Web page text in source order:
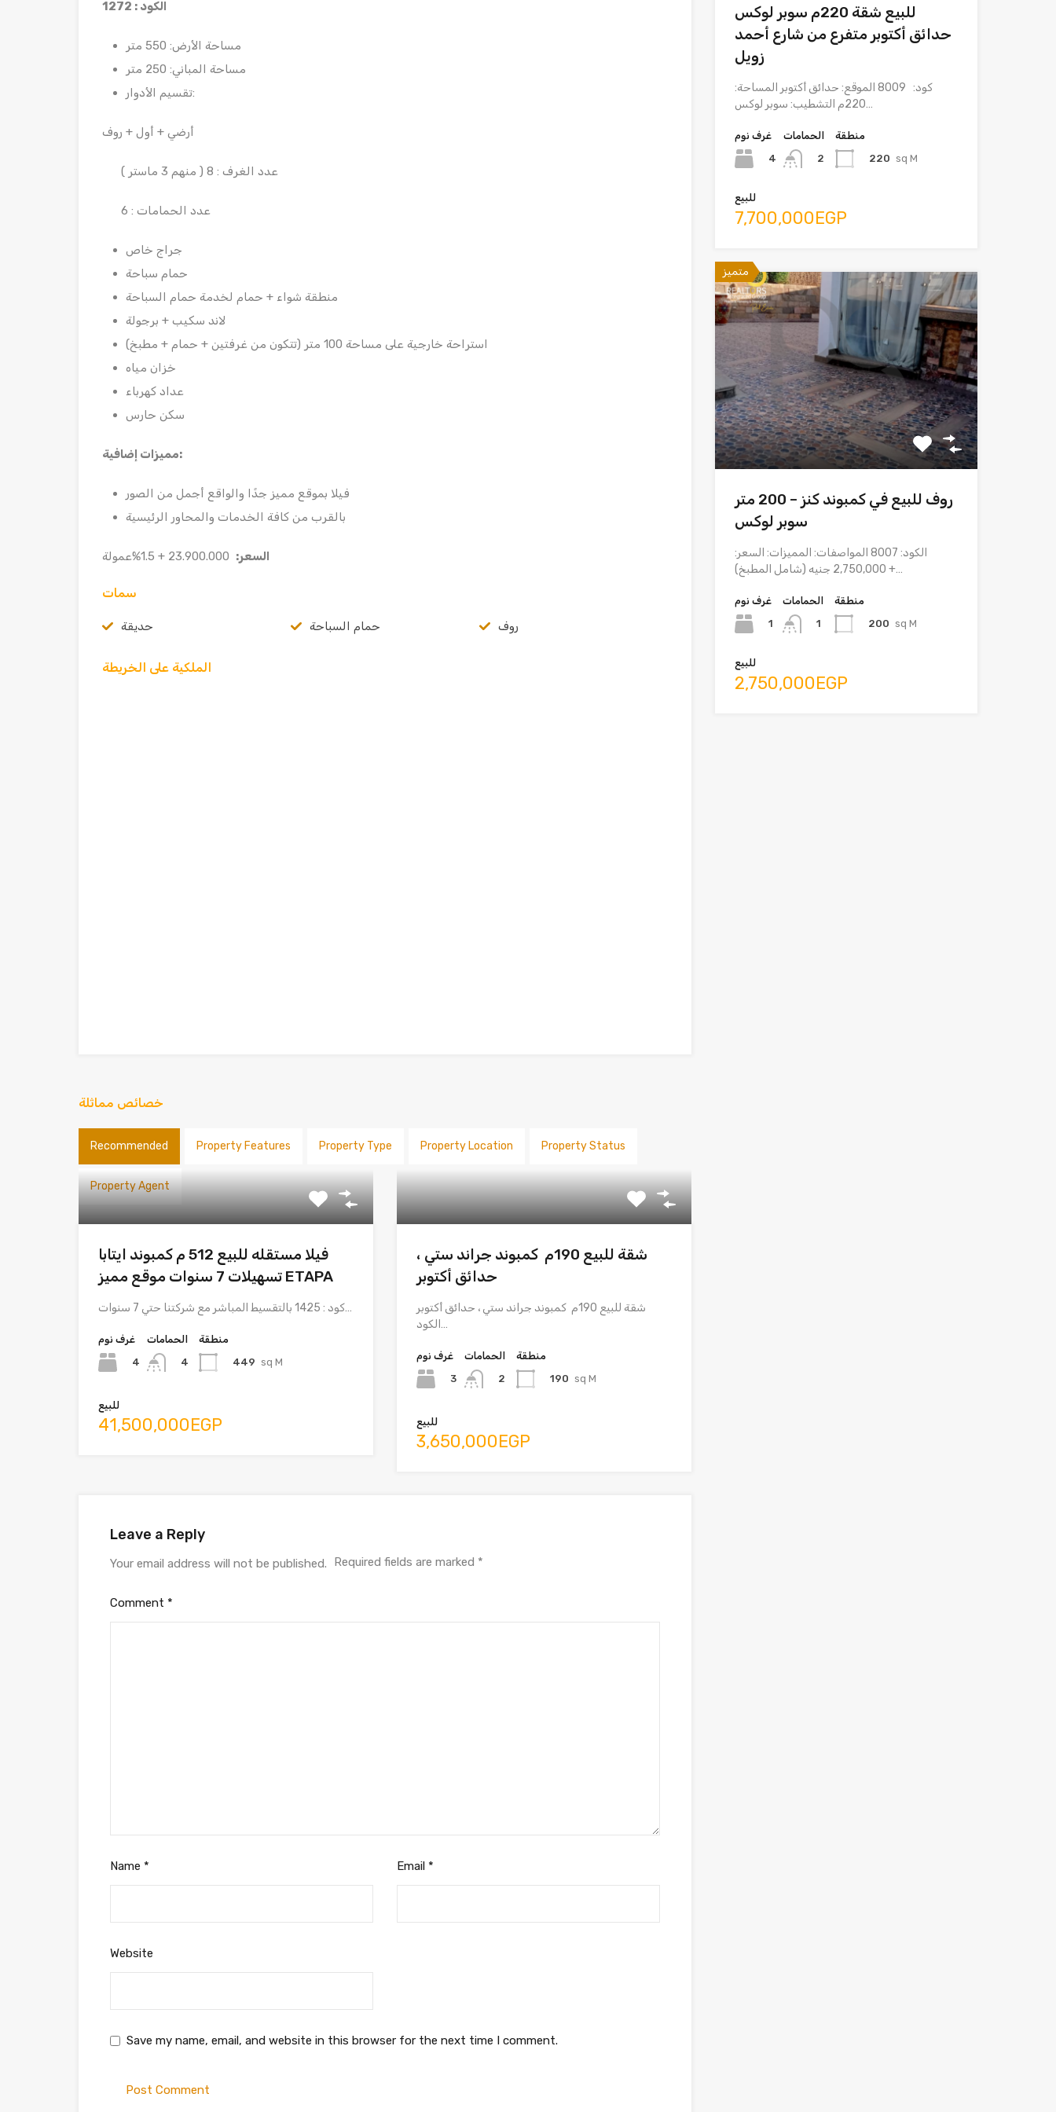
الكود : 1272
مساحة الأرض: 550 متر
مساحة المباني: 250 متر
تقسيم الأدوار:
أرضي + أول + روف
عدد الغرف : 8 ( منهم 3 ماستر )
عدد الحمامات : 6
جراج خاص
حمام سباحة
منطقة شواء + حمام لخدمة حمام السباحة
لاند سكيب + برجولة
استراحة خارجية على مساحة 100 متر (تتكون من غرفتين + حمام + مطبخ)
خزان مياه
عداد كهرباء
سكن حارس
مميزات إضافية:
فيلا بموقع مميز جدًا والواقع أجمل من الصور
بالقرب من كافة الخدمات والمحاور الرئيسية
السعر:
سمات
حديقة حمام السباحة روف
الملكية على الخريطة
خصائص مماثلة
Recommended Property Features Property Type Property Location Property Status
Property Agent
فيلا مستقله للبيع 512 م كمبوند ايتابا
تسهيلات 7 سنوات موقع مميز ETAPA
كود : 1425 بالتقسيط المباشر مع شركتنا حتي 7 سنوات…
غرف نوم
4
الحمامات
4
منطقة
449 sq M
للبيع
41,500,000EGP
شقة للبيع 190م كمبوند جراند ستي ،
حدائق أكتوبر
شقة للبيع 190م كمبوند جراند ستي ، حدائق أكتوبر
الكود…
غرف نوم
3
الحمامات
2
منطقة
190 sq M
للبيع
3,650,000EGP
Leave a Reply
Your email address will not be published. Required fields are marked *
Comment *
Name * Email *
Website
Save my name, email, and website in this browser for the next time I comment.
للبيع شقة 220م سوبر لوكس
حدائق أكتوبر متفرع من شارع أحمد
زويل
كود: 8009 الموقع: حدائق أكتوبر المساحة:
220م التشطيب: سوبر لوكس…
غرف نوم
4
الحمامات
2
منطقة
220 sq M
للبيع
7,700,000EGP
متميز
روف للبيع في كمبوند كنز – 200 متر
سوبر لوكس
الكود: 8007 المواصفات: المميزات: السعر:
2,750,000 جنيه (شامل المطبخ) +…
غرف نوم
1
الحمامات
1
منطقة
200 sq M
للبيع
2,750,000EGP